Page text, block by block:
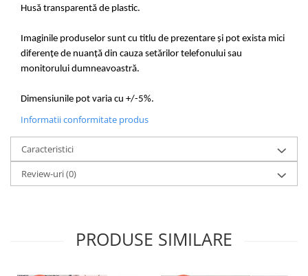
Husă transparentă de plastic.
Imaginile produselor sunt cu titlu de prezentare și pot exista mici
diferențe de nuanță din cauza setărilor telefonului sau
monitorului dumneavoastră.
Dimensiunile pot varia cu +/-5%.
Informatii conformitate produs
Caracteristici
Review-uri(0)
PRODUSE SIMILARE